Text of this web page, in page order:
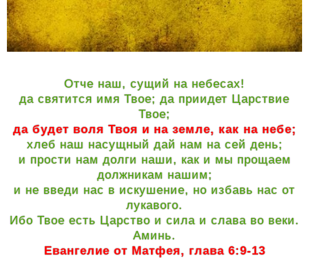
Отче наш, сущий на небесах!
да святится имя Твое; да приидет Царствие
Твое;
да будет воля Твоя и на земле, как на небе;
хлеб наш насущный дай нам на сей день;
и прости нам долги наши, как и мы прощаем
должникам нашим;
и не введи нас в искушение, но избавь нас от
лукавого.
Ибо Твое есть Царство и сила и слава во веки.
Аминь.
Евангелие от Матфея, глава 6:9-13